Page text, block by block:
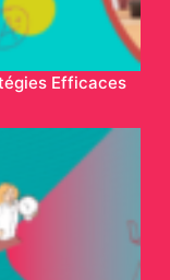
Efficaces